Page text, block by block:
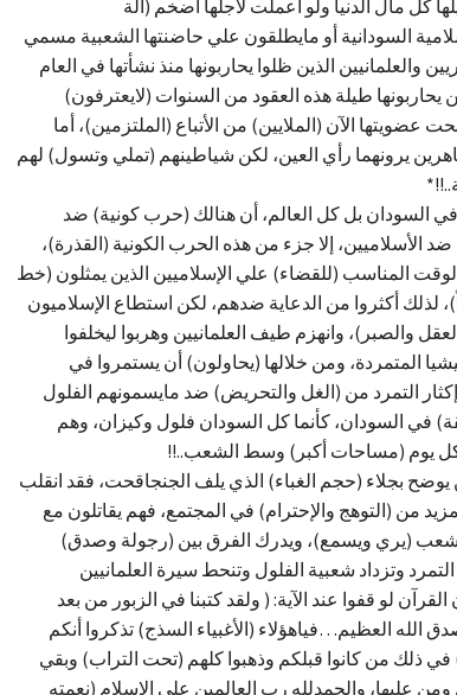
مال الدنيا ولو أعملت لأجلها أضخم (آلة
السودانية أو مايطلقون علي حاضنتها الشعبية مسمي
والعلمانيين الذين ظلوا يحاربونها منذ نشأتها في العام
الآن (الملايين) من الأتباع (الملتزمين)، أما
يرونهما رأي العين، لكن شياطينهم (تملي وتسول) لهم
بل كل العالم، أن هنالك (حرب كونية) ضد
الأسلاميين، إلا جزء من هذه الحرب الكونية (القذرة)،
الوقت المناسب (للقضاء) علي الإسلاميين الذين يمثلون (خط
لذلك أكثروا من الدعاية ضدهم، لكن استطاع الإسلاميون
والصبر)، وانهزم طيف العلمانيين وهربوا ليخلفوا
المتمردة، ومن خلالها (يحاولون) أن يستمروا في
التمرد من (الغل والتحريض) ضد مايسمونهم الفلول
في السودان، كأنما كل السودان فلول وكيزان، وهم
كل يوم (مساحات أكبر) وسط الشعب..!!
بجلاء (حجم الغباء) الذي يلف الجنجاقحت، فقد انقلب
من (التوهج والإحترام) في المجتمع، فهم يقاتلون مع
(يري ويسمع)، ويدرك الفرق بين (رجولة وصدق)
وتزداد شعبية الفلول وتنحط سيرة العلمانيين
لو قفوا عند الآية: ( ولقد كتبنا في الزبور من بعد
الله العظيم…فياهؤلاء (الأغبياء السذج) تذكروا أنكم
ذلك من كانوا قبلكم وذهبوا كلهم (تحت التراب) وبقي
عليها، والحمدلله رب العالمين علي الإسلام (نعمته